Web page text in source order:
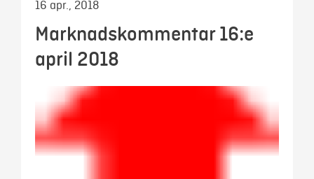
16 apr., 2018
Marknadskommentar 16:e
april 2018